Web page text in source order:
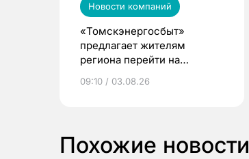
Новости компаний
«Томскэнергосбыт»
предлагает жителям
региона перейти на
выиграть призы
09:10 / 03.08.26
Похожие новости